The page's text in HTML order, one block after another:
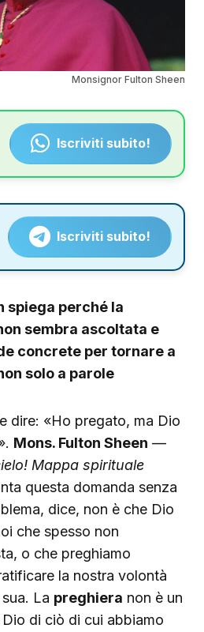
Monsignor Fulton Sheen
Iscriviti subito!
Iscriviti subito!
spiega perché la
sembra ascoltata e
concrete per tornare a
solo a parole
dire: «Ho pregato, ma Dio
Mons. Fulton Sheen —
Mappa spirituale
questa domanda senza
dice, non è che Dio
che spesso non
o che preghiamo
la nostra volontà
La preghiera non è un
di ciò di cui abbiamo